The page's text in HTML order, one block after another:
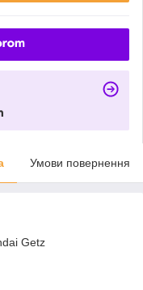
Умови повернення
Getz